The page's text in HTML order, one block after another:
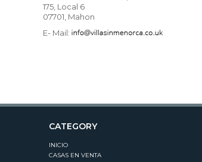
175, Local 6
07701, Mahon
E- Mail:
CATEGORY
INICIO
CASAS EN VENTA